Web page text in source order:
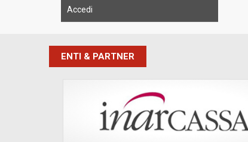
Accedi
ENTI & PARTNER